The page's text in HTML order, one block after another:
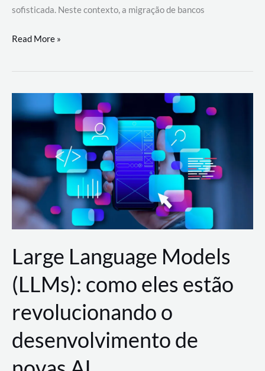
sofisticada. Neste contexto, a migração de bancos
Por
migrar
de
a
AWS?
Read More »
Large Language Models
(LLMs): como eles estão
revolucionando o
desenvolvimento de